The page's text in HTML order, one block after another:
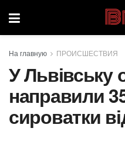
На главную ПРОИСШЕСТВИЯ
У Львівську
направили
сироватки